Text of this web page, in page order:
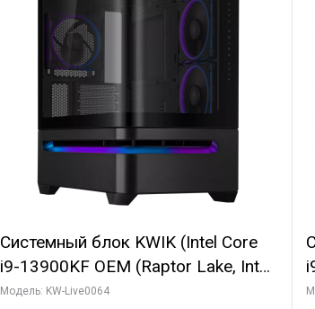
Системный блок KWIK (Intel Core
i9-13900KF OEM (Raptor Lake, Intel
7, C24 16EC/8P/ 64 ГБ ОЗУ (2
Модель: KW-Live0064